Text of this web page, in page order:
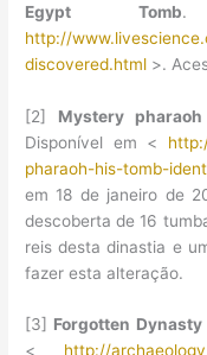
Egypt Tomb.
http://
discovered.html >.
[2] Mystery
Disponível em <
pharaoh-his-tomb-
em 18 de janeiro de
descoberta de 16
reis desta dinastia e
fazer esta alteração.
[3] Forgotten
< http://